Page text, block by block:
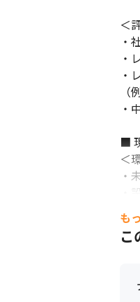
＜
・
・
・
・
■
＜
・
＜
・
※
も
こ